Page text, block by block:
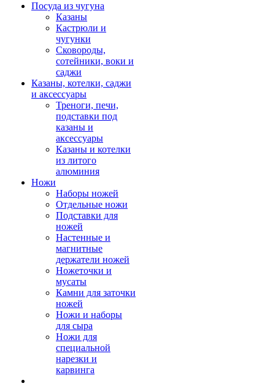
Посуда из чугуна
Казаны
Кастрюли и
чугунки
Сковороды,
сотейники, воки и
саджи
Казаны, котелки, саджи
и аксессуары
Треноги, печи,
подставки под
казаны и
аксессуары
Казаны и котелки
из литого
алюминия
Ножи
Наборы ножей
Отдельные ножи
Подставки для
ножей
Настенные и
магнитные
держатели ножей
Ножеточки и
мусаты
Камни для заточки
ножей
Ножи и наборы
для сыра
Ножи для
специальной
нарезки и
карвинга